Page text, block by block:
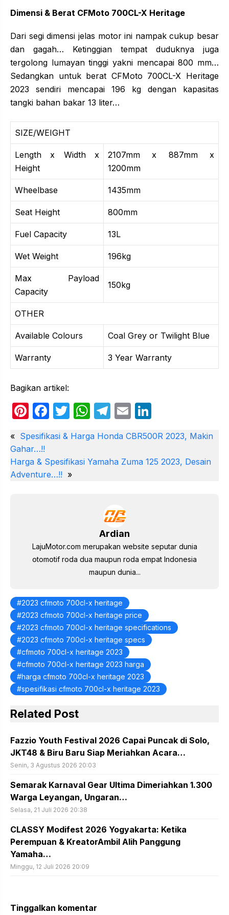
Dimensi & Berat CFMoto 700CL-X Heritage
Dari segi dimensi jelas motor ini nampak cukup besar
dan gagah… Ketinggian tempat duduknya juga
tergolong lumayan tinggi yakni mencapai 800 mm…
Sedangkan untuk berat CFMoto 700CL-X Heritage
2023 sendiri mencapai 196 kg dengan kapasitas
tangki bahan bakar 13 liter…
SIZE/WEIGHT
Length x Width x
Height
2107mm x 887mm x
1200mm
Wheelbase 1435mm
Seat Height 800mm
Fuel Capacity 13L
Wet Weight 196kg
Max Payload
Capacity
150kg
OTHER
Available Colours Coal Grey or Twilight Blue
Warranty 3 Year Warranty
Bagikan artikel:
Pi
er
e
st
F
c
e
b
T
itt
er
W
at
s
T
e
gr
E
ail k
e
« Spesifikasi & Harga Honda CBR500R 2023, Makin
Gahar…!!
Harga & Spesifikasi Yamaha Zuma 125 2023, Desain
Adventure…!! »
Ardian
LajuMotor.com merupakan website seputar dunia
otomotif roda dua maupun roda empat Indonesia
maupun dunia...
2023 cfmoto 700cl-x heritage
2023 cfmoto 700cl-x heritage price
2023 cfmoto 700cl-x heritage specifications
2023 cfmoto 700cl-x heritage specs
cfmoto 700cl-x heritage 2023
cfmoto 700cl-x heritage 2023 harga
harga cfmoto 700cl-x heritage 2023
spesifikasi cfmoto 700cl-x heritage 2023
Related Post
Fazzio Youth Festival 2026 Capai Puncak di Solo,
JKT48 & Biru Baru Siap Meriahkan Acara…
Senin, 3 Agustus 2026 20:03
Semarak Karnaval Gear Ultima Dimeriahkan 1.300
Warga Leyangan, Ungaran…
Selasa, 21 Juli 2026 20:38
CLASSY Modifest 2026 Yogyakarta: Ketika
Perempuan & KreatorAmbil Alih Panggung
Yamaha…
Minggu, 12 Juli 2026 20:09
Tinggalkan komentar